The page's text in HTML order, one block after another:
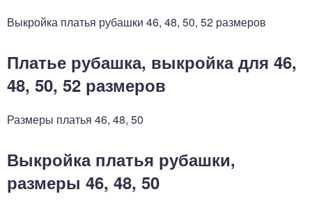
Выкройка платья рубашки 46, 48, 50, 52 размеров
Платье рубашка, выкройка для 46,
48, 50, 52 размеров
Размеры платья 46, 48, 50
Выкройка платья рубашки,
размеры 46, 48, 50